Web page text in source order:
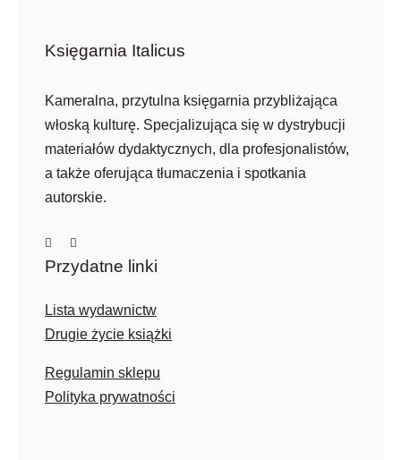
Księgarnia Italicus
Kameralna, przytulna księgarnia przybliżająca
włoską kulturę. Specjalizująca się w dystrybucji
materiałów dydaktycznych, dla profesjonalistów,
a także oferująca tłumaczenia i spotkania
autorskie.
Przydatne linki
Lista wydawnictw
Drugie życie książki
Regulamin sklepu
Polityka prywatności